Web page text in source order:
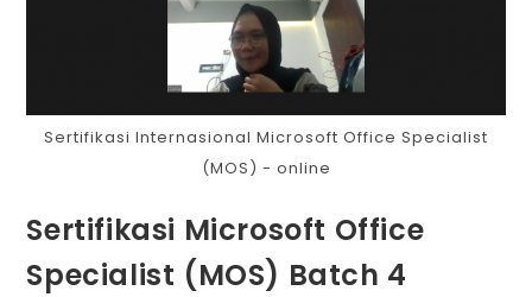
Sertifikasi Internasional Microsoft Office Specialist
(MOS) - online
Sertifikasi Microsoft Office
Specialist (MOS) Batch 4